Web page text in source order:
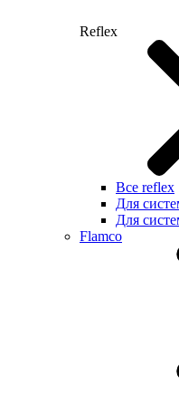
Reflex
Все reflex
Для
Для
Flamco